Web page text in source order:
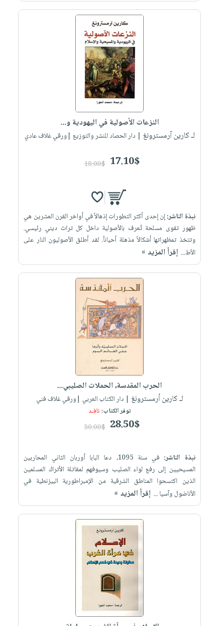
النزعات الأصولية في اليهودية و...
لـ كارين آرمسترونغ | دار الحصاد للنشر والتوزيع |ورقي غلاف عادي
17.10$
18.00$
نبذة الناشر:إن إحدى أكثر التطورات إذهالاً في أواخر القرن العشرين هي
ظهور تقوى مسلحة تُعرف بالأصولية داخل كل تراث ديني رئيسي.
وتتخذ تمظهراتها أشكالاً مذهلة أحياناً. لقد أطلق الأصوليون النار على
الأط... إقرأ المزيد »
الحرب المقدسة، الحملات الصليبي...
لـ كارين أرمسترونغ | دار الكتاب العربي |ورقي غلاف فني
توفر الكتاب: نافـد
28.50$
30.00$
نبذة الناشر:
في سنة 1095، دعا البابا أوربان الثاني المحاربين
المسيحيين إلى رفع لواء الصليب وسيوفهم لمقاتلة الأتراك المسلمين
الذين اكتسحوا المناطق الشرقية من الإمبراطورية البيزنطية في
الأناضول وآسيا ... إقرأ المزيد »